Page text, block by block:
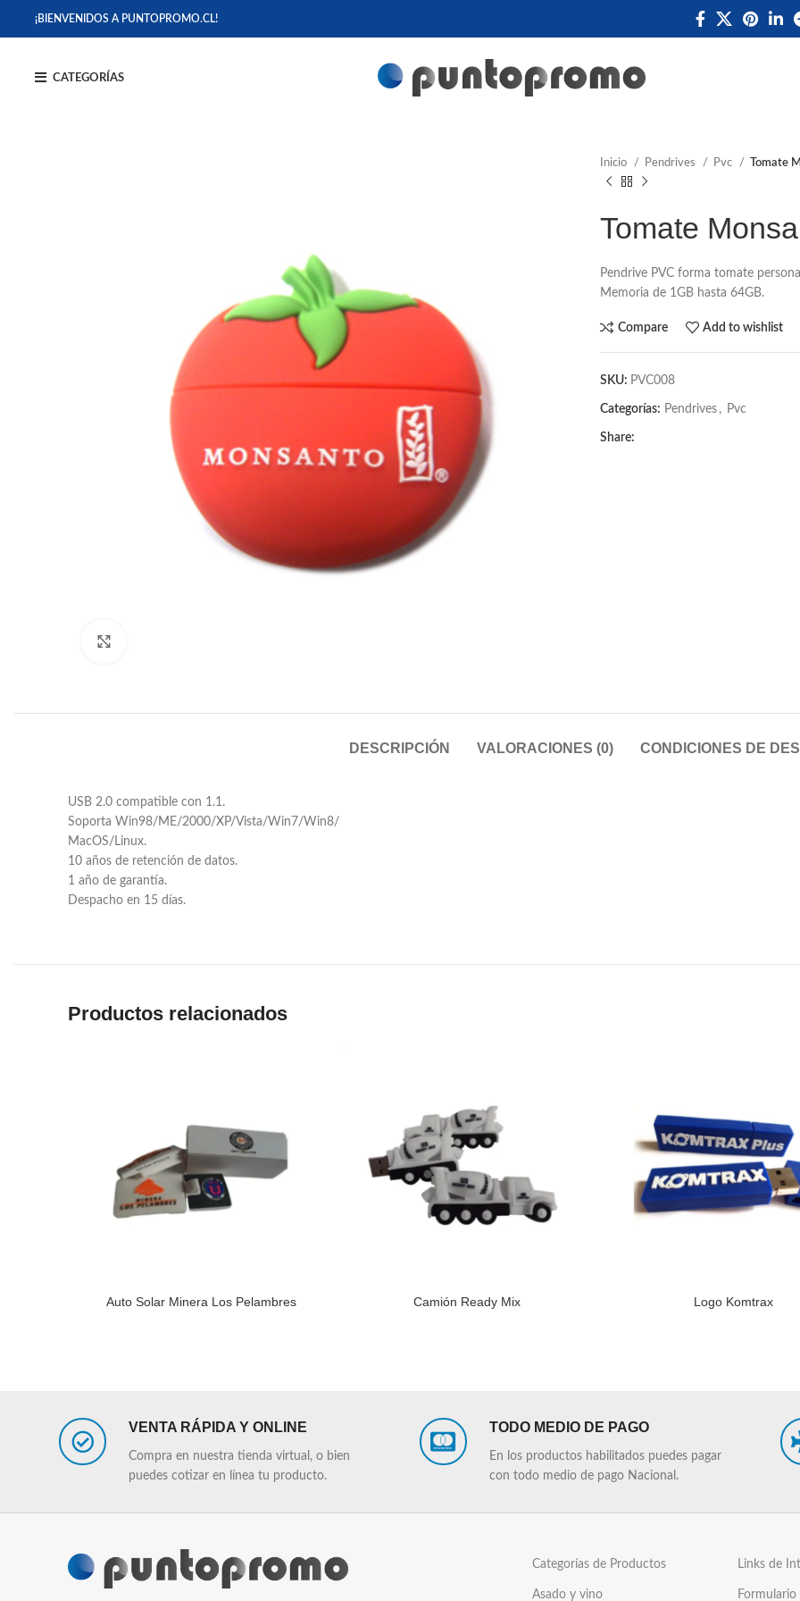
¡BIENVENIDOS A PUNTOPROMO.CL!
CATEGORÍAS
Inicio Pendrives Pvc Tomate
Tomate
Pendrive PVC forma tomate
Memoria de 1GB hasta 64GB.
Compare Add to wishlist
SKU: PVC008
Categorías: Pendrives , Pvc
Share:
DESCRIPCIÓN VALORACIONES (0) CONDICIONES DE
USB 2.0 compatible con 1.1.
Soporta Win98/ME/2000/XP/Vista/Win7/Win8/
MacOS/Linux.
10 años de retención de datos.
1 año de garantía.
Despacho en 15 días.
Productos relacionados
LEER MÁSAuto Solar Minera Los Pelambres Camión Ready Mix Logo Komtrax
VENTA RÁPIDA Y ONLINE
Compra en nuestra tienda virtual, o bien
puedes cotizar en línea tu producto.
TODO MEDIO DE PAGO
En los productos habilitados puedes pagar
con todo medio de pago Nacional.
Categorías de Productos
Asado y vino
Links de